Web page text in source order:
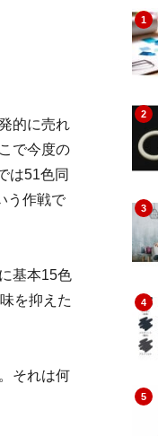
的に売れ
で今度の
は51色同
う作戦で
基本15色
を抑えた
それは何
1
2
3
4
5